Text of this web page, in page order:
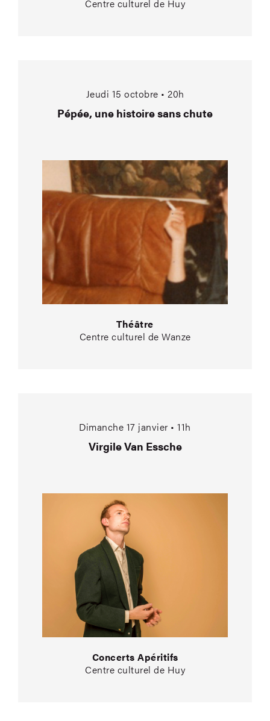
Centre culturel de Huy
Jeudi 15 octobre • 20h
Pépée, une histoire sans chute
Théâtre
Centre culturel de Wanze
Dimanche 17 janvier • 11h
Virgile Van Essche
Concerts Apéritifs
Centre culturel de Huy